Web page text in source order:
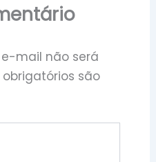
mail não será
são